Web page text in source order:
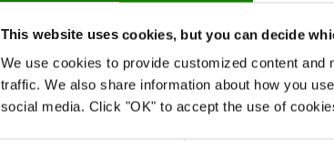
This website uses cookies, but you can decide
We use cookies to provide customized content
traffic. We also share information about how you
social media. Click "OK" to accept the use of